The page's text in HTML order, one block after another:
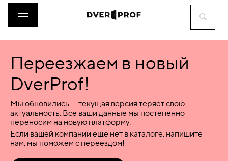
ДВЕРИ
ФУРНИТУРА
ВОРОТА
ПЕРЕГОРОДКИ
Переезжаем в новый
DverProf!
Мы обновились — текущая версия теряет свою
актуальность. Все ваши данные мы постепенно
переносим на новую платформу.
Если вашей компании еще нет в каталоге, напишите
нам, мы поможем с переездом!